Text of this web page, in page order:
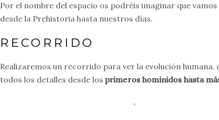
Por el nombre del espacio os podréis imaginar que
desde la Prehistoria hasta nuestros días.
RECORRIDO
Realizaremos un recorrido para ver la evolución
todos los detalles desde los primeros homínidos hasta